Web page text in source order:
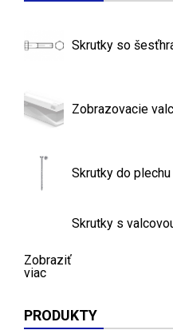
Skrutky so
Zobrazovacie
Skrutky do
Skrutky s
Zobraziť
viac
PRODUKTY